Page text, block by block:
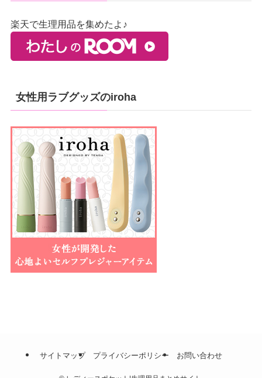
楽天で生理用品を集めたよ♪
女性用ラブグッズのiroha
サイトマップ プライバシーポリシー お問い合わせ